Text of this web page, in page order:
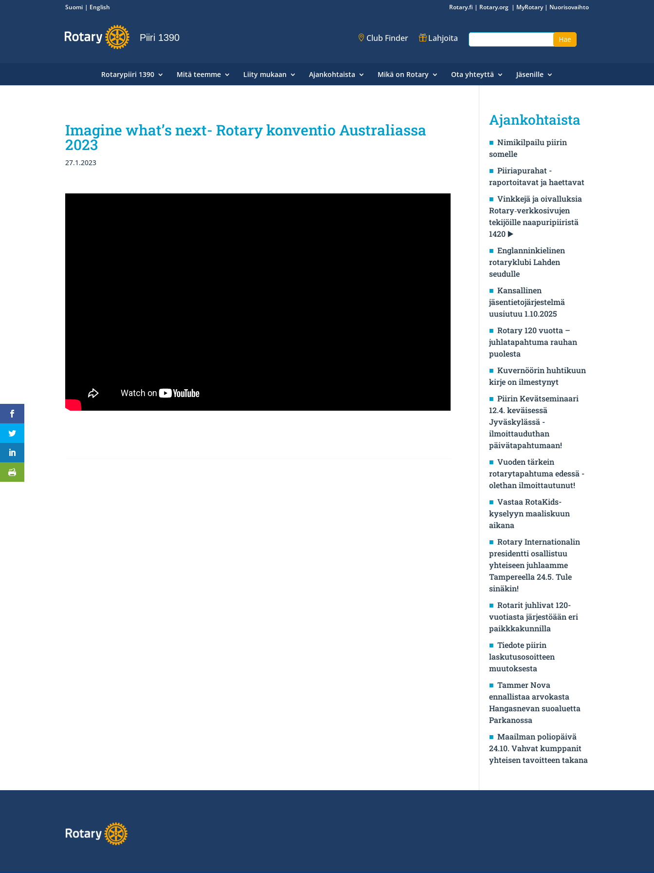
Suomi English Rotary.fi | Rotary.org | MyRotary| Nuorisovaihto
Piiri 1390 Club Finder Lahjoita
Rotarypiiri 1390 Mitä teemme Liity mukaan Ajankohtaista Mikä on Rotary Ota yhteyttä Jäsenille
Imagine what’s next- Rotary konventio Australiassa
2023
27.1.2023
Ajankohtaista
Nimikilpailu piirin
somelle
Piiriapurahat -
raportoitavat ja haettavat
Vinkkejä ja oivalluksia
Rotary‑verkkosivujen
tekijöille naapuripiiristä
1420 ▶️
Englanninkielinen
rotaryklubi Lahden
seudulle
Kansallinen
jäsentietojärjestelmä
uusiutuu 1.10.2025
Rotary 120 vuotta –
juhlatapahtuma rauhan
puolesta
Kuvernöörin huhtikuun
kirje on ilmestynyt
Piirin Kevätseminaari
12.4. keväisessä
Jyväskylässä -
ilmoittauduthan
päivätapahtumaan!
Vuoden tärkein
rotarytapahtuma edessä -
olethan ilmoittautunut!
Vastaa RotaKids-
kyselyyn maaliskuun
aikana
Rotary Internationalin
presidentti osallistuu
yhteiseen juhlaamme
Tampereella 24.5. Tule
sinäkin!
Rotarit juhlivat 120-
vuotiasta järjestöään eri
paikkkakunnilla
Tiedote piirin
laskutusosoitteen
muutoksesta
Tammer Nova
ennallistaa arvokasta
Hangasnevan suoaluetta
Parkanossa
Maailman poliopäivä
24.10. Vahvat kumppanit
yhteisen tavoitteen takana